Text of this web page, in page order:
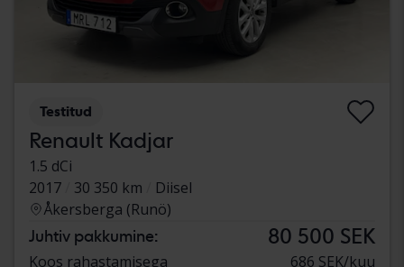
Testitud
Renault Kadjar
1.5 dCi
2017
30 350 km
Diisel
Åkersberga (Runö)
Juhtiv pakkumine: 80 500 SEK
Koos rahastamisega 686 SEK/kuu